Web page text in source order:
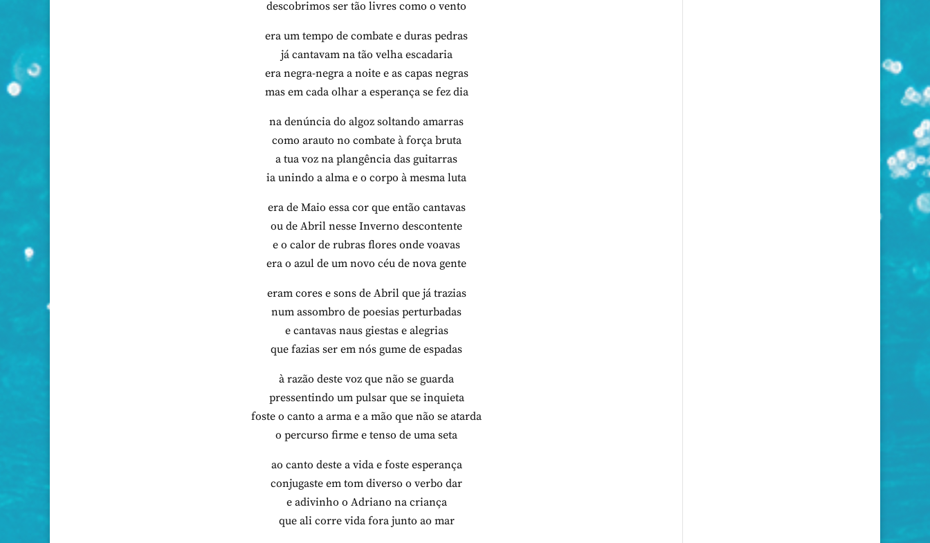
descobrimos ser tão livres como o vento
era um tempo de combate e duras pedras
já cantavam na tão velha escadaria
era negra-negra a noite e as capas negras
mas em cada olhar a esperança se fez dia
na denúncia do algoz soltando amarras
como arauto no combate à força bruta
a tua voz na plangência das guitarras
ia unindo a alma e o corpo à mesma luta
era de Maio essa cor que então cantavas
ou de Abril nesse Inverno descontente
e o calor de rubras flores onde voavas
era o azul de um novo céu de nova gente
eram cores e sons de Abril que já trazias
num assombro de poesias perturbadas
e cantavas naus giestas e alegrias
que fazias ser em nós gume de espadas
à razão deste voz que não se guarda
pressentindo um pulsar que se inquieta
foste o canto a arma e a mão que não se atarda
o percurso firme e tenso de uma seta
ao canto deste a vida e foste esperança
conjugaste em tom diverso o verbo dar
e adivinho o Adriano na criança
que ali corre vida fora junto ao mar